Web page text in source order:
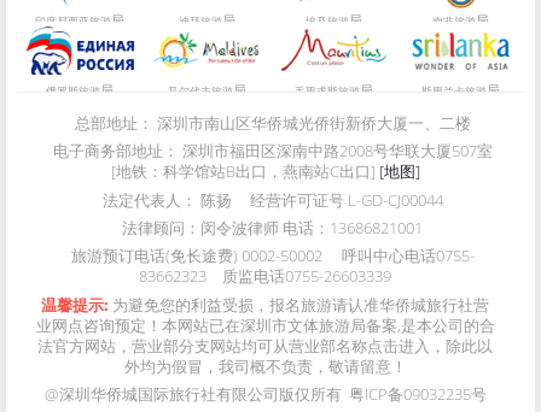
印度尼西亚旅游局 迪拜旅游局 埃及旅游局 南非旅游局
俄罗斯旅游局 马尔代夫旅游局 毛里求斯旅游局 斯里兰卡旅游局
总部地址： 深圳市南山区华侨城光侨街新侨大厦一、二楼
电子商务部地址： 深圳市福田区深南中路2008号华联大厦507室
[地铁：科学馆站B出口，燕南站C出口] [地图]
法定代表人： 陈扬 经营许可证号 L-GD-CJ00044
法律顾问： 闵令波律师 电话：13686821001
旅游预订电话(免长途费) 0002-50002 呼叫中心电话0755-
83662323
质监电话0755-26603339
温馨提示: 为避免您的利益受损，报名旅游请认准华侨城旅行社营
业网点咨询预定！本网站已在深圳市文体旅游局备案,是本公司的合
法官方网站，营业部分支网站均可从营业部名称点击进入，除此以
外均为假冒，我司概不负责，敬请留意！
@深圳华侨城国际旅行社有限公司版仅所有 粤ICP备09032235号